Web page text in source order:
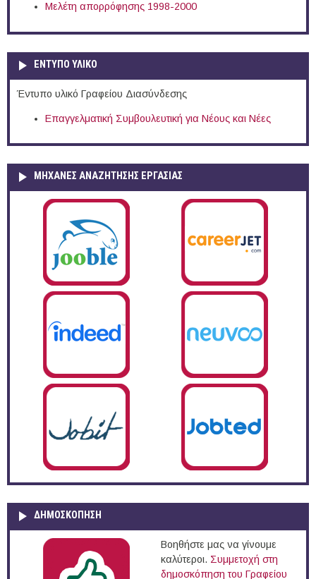
Μελέτη απορρόφησης 1998-2000
ΕΝΤΥΠΟ ΥΛΙΚΟ
Έντυπο υλικό Γραφείου Διασύνδεσης
Επαγγελματική Συμβουλευτική για Νέους και Νέες
ΜΗΧΑΝΕΣ ΑΝΑΖΗΤΗΣΗΣ ΕΡΓΑΣΙΑΣ
ΔΗΜΟΣΚΌΠΗΣΗ
Βοηθήστε μας να γίνουμε
καλύτεροι. Συμμετοχή στη
δημοσκόπηση του Γραφείου